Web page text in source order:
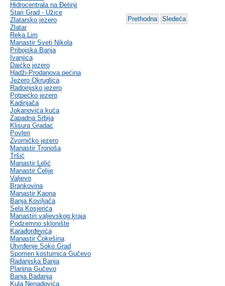
Hidrocentrala na Đetinji
Stari Grad - Užice
Zlatarsko jezero
Zlatar
Reka Lim
Manastir Sveti Nikola
Pribojska Banja
Ivanjica
Daićko jezero
Hadži-Prodanova pećina
Jezero Okruglica
Radoinjsko jezero
Potpećko jezero
Kadinjača
Jokanovića kuća
Zapadna Srbija
Klisura Gradac
Povlen
Zvorničko jezero
Manastir Tronoša
Tršić
Manastir Lelić
Manastir Ćelije
Valjevo
Brankovina
Manastir Kaona
Banja Koviljača
Sela Kosjerića
Manastiri valjevskog kraja
Podzemno sklonište
Karađorđevića
Manastir Čokešina
Utvrđenje Soko Grad
Spomen kosturnica Gučevo
Radanjska Banja
Planina Gučevo
Banja Badanja
Kula Nenadovića
Prethodna Sledeća